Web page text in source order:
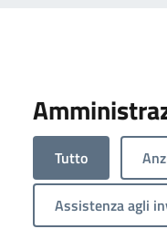
Tutto
Assistenza agli